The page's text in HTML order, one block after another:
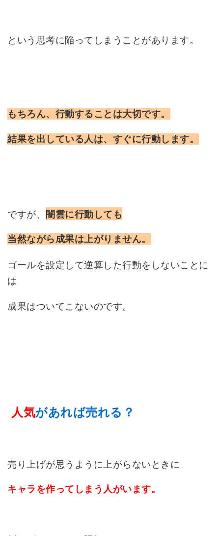
という思考に陥ってしまうことがあります。
もちろん、行動することは大切です。
結果を出している人は、すぐに行動します。
ですが、 闇雲に行動しても
当然ながら成果は上がりません。
ゴールを設定して逆算した行動をしないことに
は
成果はついてこないのです。
人気があれば売れる？
売り上げが思うように上がらないときに
キャラを作ってしまう人がいます。